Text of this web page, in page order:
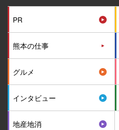
PR
熊本の仕事
グルメ
インタビュー
地産地消